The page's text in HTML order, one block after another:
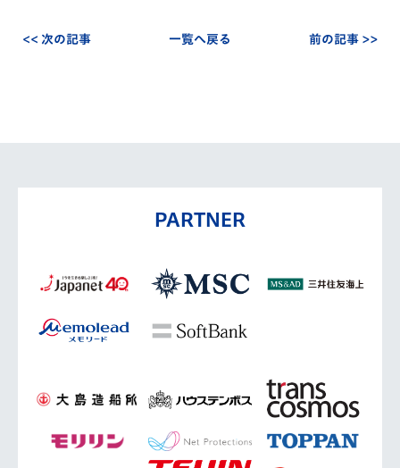
<< 次の記事 一覧へ戻る 前の記事 >>
PARTNER